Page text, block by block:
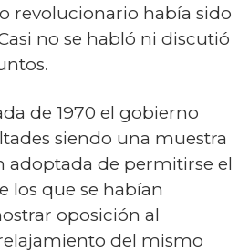
revolucionario había sido
no se habló ni discutió
de 1970 el gobierno
siendo una muestra
adoptada de permitirse el
los que se habían
oposición al
del mismo